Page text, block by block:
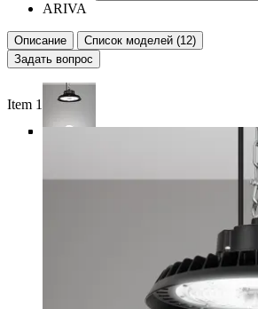
ARIVA
Описание
Список моделей (12)
Задать вопрос
Item 1 of 5